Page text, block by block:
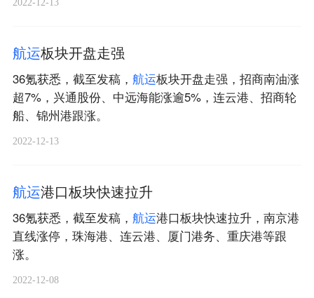
2022-12-13
航运板块开盘走强
36氪获悉，截至发稿， 航运板块开盘走强，招商南油涨
超7%，兴通股份、中远海能涨逾5%，连云港、招商轮
船、锦州港跟涨。
2022-12-13
航运港口板块快速拉升
36氪获悉，截至发稿， 航运港口板块快速拉升，南京港
直线涨停，珠海港、连云港、厦门港务、重庆港等跟
涨。
2022-12-08